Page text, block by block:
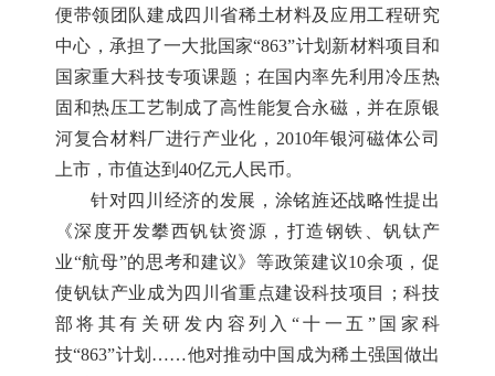
便带领团队建成四川省稀土材料及应用工程研究
中心，承担了一大批国家“863”计划新材料项目和
国家重大科技专项课题；在国内率先利用冷压热
固和热压工艺制成了高性能复合永磁，并在原银
河复合材料厂进行产业化，2010年银河磁体公司
上市，市值达到40亿元人民币。
针对四川经济的发展，涂铭旌还战略性提出
《深度开发攀西钒钛资源，打造钢铁、钒钛产
业“航母”的思考和建议》等政策建议10余项，促
使钒钛产业成为四川省重点建设科技项目；科技
部将其有关研发内容列入“十一五”国家科
技“863”计划……他对推动中国成为稀土强国做出